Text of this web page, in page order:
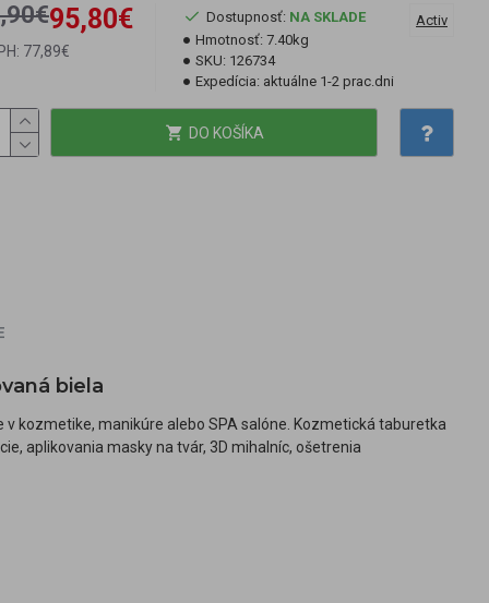
95,80€
77,89€
Dostupnosť: NA SKLADE
Hmotnosť: 7.40kg
SKU: 126734
Expedícia: aktuálne 1-2 prac.dni
Activ
DO KOŠÍKA
biela
kozmetike, manikúre alebo SPA salóne. Kozmetická taburetka
aplikovania masky na tvár, 3D mihalníc, ošetrenia